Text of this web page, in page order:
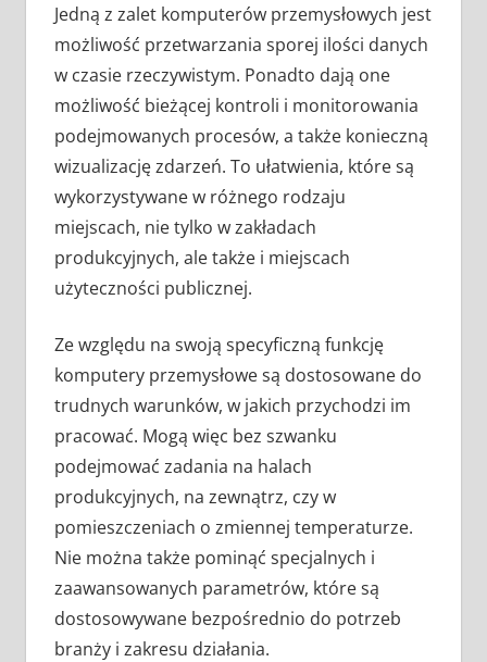
Jedną z zalet komputerów przemysłowych jest
możliwość przetwarzania sporej ilości danych
w czasie rzeczywistym. Ponadto dają one
możliwość bieżącej kontroli i monitorowania
podejmowanych procesów, a także konieczną
wizualizację zdarzeń. To ułatwienia, które są
wykorzystywane w różnego rodzaju
miejscach, nie tylko w zakładach
produkcyjnych, ale także i miejscach
użyteczności publicznej.
Ze względu na swoją specyficzną funkcję
komputery przemysłowe są dostosowane do
trudnych warunków, w jakich przychodzi im
pracować. Mogą więc bez szwanku
podejmować zadania na halach
produkcyjnych, na zewnątrz, czy w
pomieszczeniach o zmiennej temperaturze.
Nie można także pominąć specjalnych i
zaawansowanych parametrów, które są
dostosowywane bezpośrednio do potrzeb
branży i zakresu działania.